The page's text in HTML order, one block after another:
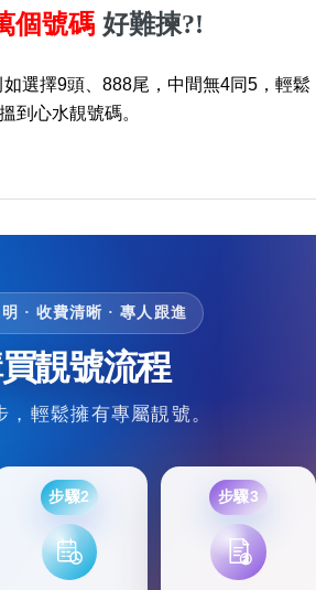
個號碼 好難揀?!
選擇9頭、888尾，中間無4同5，輕鬆
搵到心水靚號碼。
· 收費清晰 · 專人跟進
靚號流程
，輕鬆擁有專屬靚號。
步驟2 步驟3